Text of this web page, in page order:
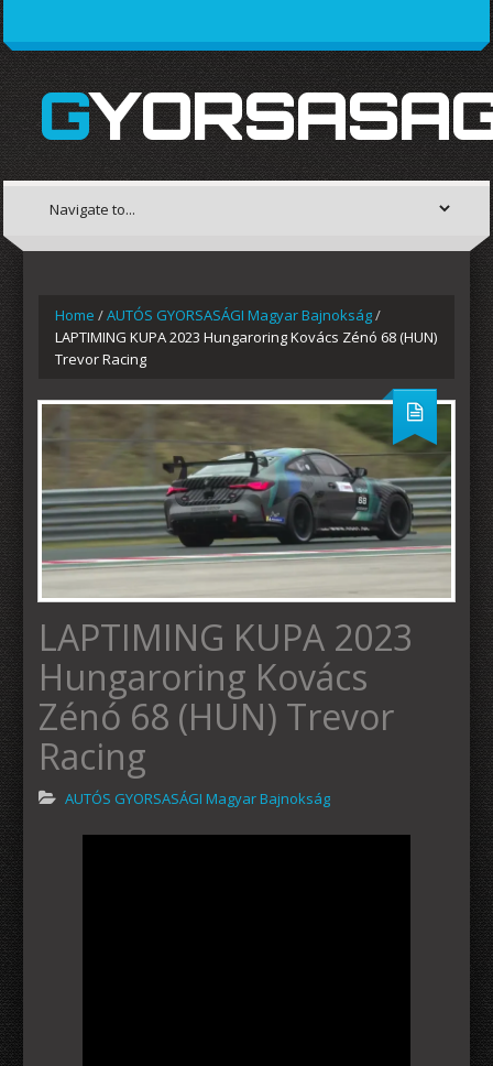
Home /AUTÓS GYORSASÁGI Magyar Bajnokság/
LAPTIMING KUPA 2023 Hungaroring Kovács Zénó 68 (HUN)
Trevor Racing
LAPTIMING KUPA 2023
Hungaroring Kovács
Zénó 68 (HUN) Trevor
Racing
AUTÓS GYORSASÁGI Magyar Bajnokság